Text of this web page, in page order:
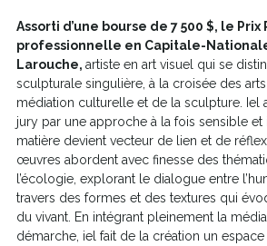
Assorti d’une bourse de 7 500 $, le Prix
professionnelle en Capitale-
Larouche, artiste en art visuel qui se
sculpturale singulière, à la croisée des
médiation culturelle et de la sculpture. Iel
jury par une approche à la fois sensible et
matière devient vecteur de lien et de
œuvres abordent avec finesse des
l’écologie, explorant le dialogue entre
travers des formes et des textures qui
du vivant. En intégrant pleinement la
démarche, iel fait de la création un